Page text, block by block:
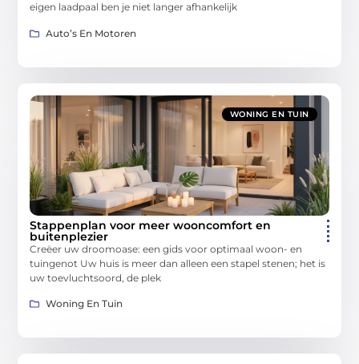
eigen laadpaal ben je niet langer afhankelijk
Auto’s En Motoren
WONING EN TUIN
Stappenplan voor meer wooncomfort en
buitenplezier
Creëer uw droomoase: een gids voor optimaal woon- en
tuingenot Uw huis is meer dan alleen een stapel stenen; het is
uw toevluchtsoord, de plek
Woning En Tuin